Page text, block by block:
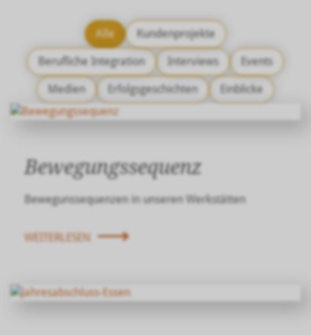
Alle
Einblicke
Erfolgsgeschichten
Medien
Events
Interviews
Berufliche Integration
Kundenprojekte
Bewegungssequenz
Bewegunssequenzen in unseren Werkstätten
WEITERLESEN